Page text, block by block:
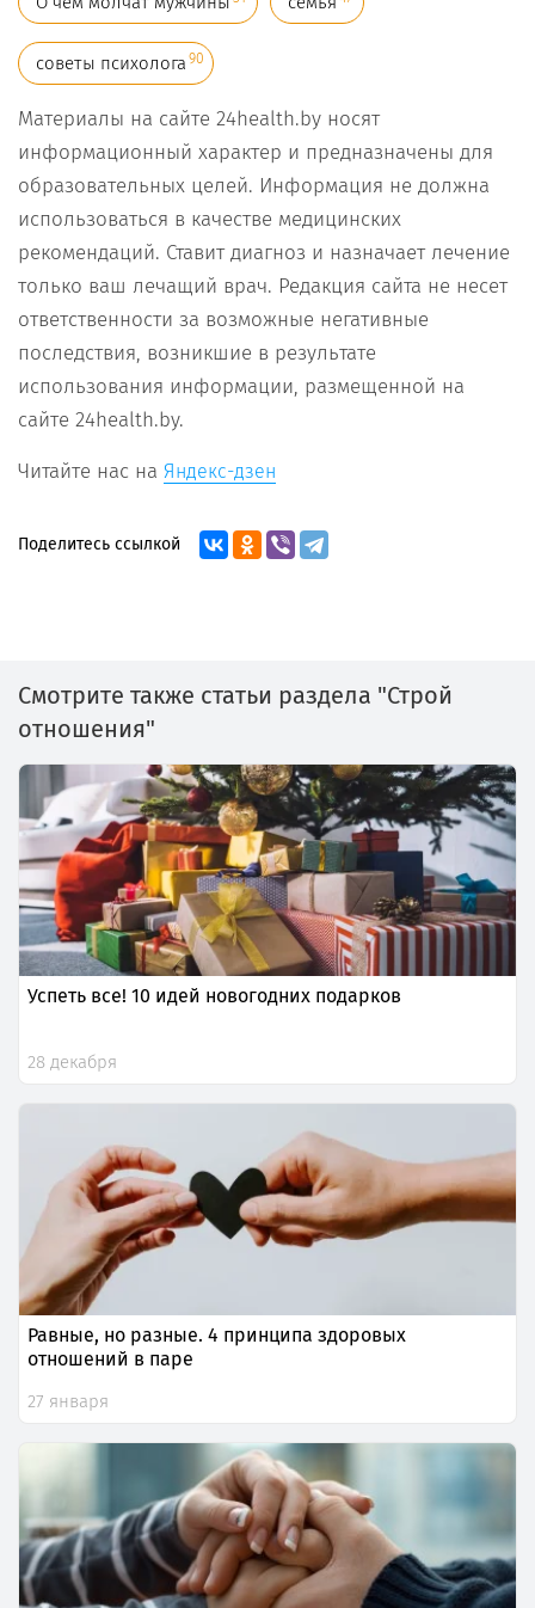
советы психолога 90
Материалы на сайте 24health.by носят
информационный характер и предназначены для
образовательных целей. Информация не должна
использоваться в качестве медицинских
рекомендаций. Ставит диагноз и назначает лечение
только ваш лечащий врач. Редакция сайта не несет
ответственности за возможные негативные
последствия, возникшие в результате
использования информации, размещенной на
сайте 24health.by.
Читайте нас на Яндекс-дзен
Поделитесь ссылкой
Смотрите также статьи раздела "Строй
отношения"
Успеть все! 10 идей новогодних подарков
28 декабря
Равные, но разные. 4 принципа здоровых
отношений в паре
27 января